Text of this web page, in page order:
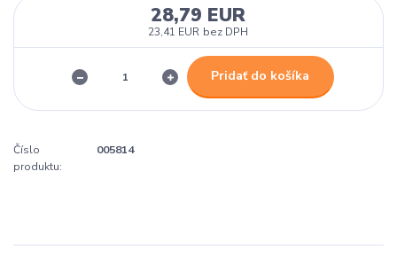
28,79 EUR
23,41 EUR bez DPH
Pridať do košíka
Číslo
produktu:
005814